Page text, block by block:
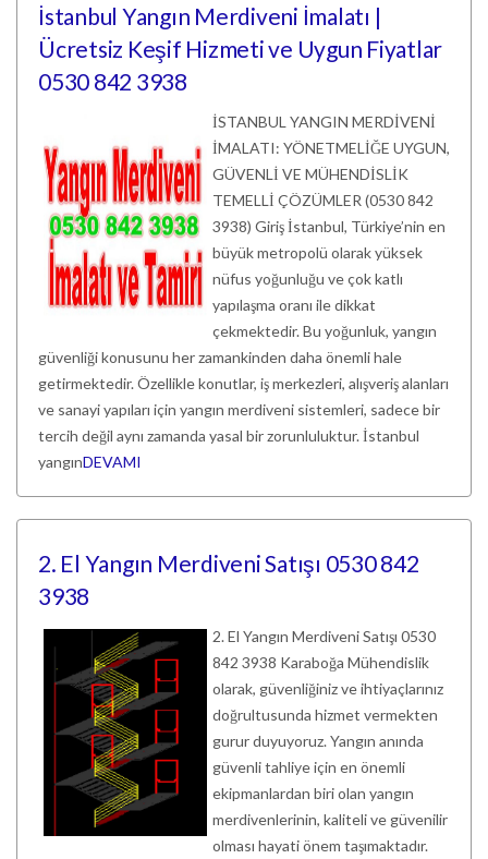
İstanbul Yangın Merdiveni İmalatı |
Ücretsiz Keşif Hizmeti ve Uygun Fiyatlar
0530 842 3938
İSTANBUL YANGIN MERDİVENİ
İMALATI: YÖNETMELİĞE UYGUN,
GÜVENLİ VE MÜHENDİSLİK
TEMELLİ ÇÖZÜMLER (0530 842
3938) Giriş İstanbul, Türkiye’nin en
büyük metropolü olarak yüksek
nüfus yoğunluğu ve çok katlı
yapılaşma oranı ile dikkat
çekmektedir. Bu yoğunluk, yangın
güvenliği konusunu her zamankinden daha önemli hale
getirmektedir. Özellikle konutlar, iş merkezleri, alışveriş alanları
ve sanayi yapıları için yangın merdiveni sistemleri, sadece bir
tercih değil aynı zamanda yasal bir zorunluluktur. İstanbul
yangınDEVAMI
2. El Yangın Merdiveni Satışı 0530 842
3938
2. El Yangın Merdiveni Satışı 0530
842 3938 Karaboğa Mühendislik
olarak, güvenliğiniz ve ihtiyaçlarınız
doğrultusunda hizmet vermekten
gurur duyuyoruz. Yangın anında
güvenli tahliye için en önemli
ekipmanlardan biri olan yangın
merdivenlerinin, kaliteli ve güvenilir
olması hayati önem taşımaktadır.